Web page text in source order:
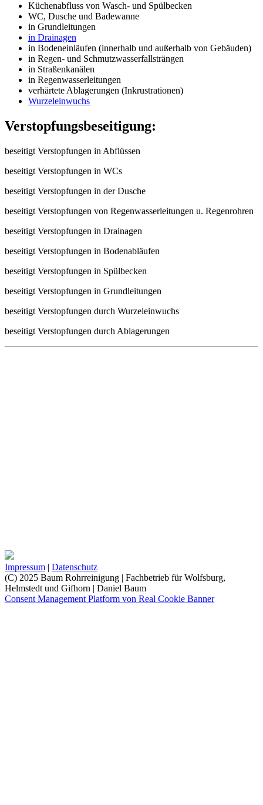
Küchenabfluss von Wasch- und Spülbecken
WC, Dusche und Badewanne
in Grundleitungen
in Drainagen
in Bodeneinläufen (innerhalb und außerhalb von Gebäuden)
in Regen- und Schmutzwasserfallsträngen
in Straßenkanälen
in Regenwasserleitungen
verhärtete Ablagerungen (Inkrustrationen)
Wurzeleinwuchs
Verstopfungsbeseitigung:
beseitigt Verstopfungen in Abflüssen
beseitigt Verstopfungen in WCs
beseitigt Verstopfungen in der Dusche
beseitigt Verstopfungen von Regenwasserleitungen u. Regenrohren
beseitigt Verstopfungen in Drainagen
beseitigt Verstopfungen in Bodenabläufen
beseitigt Verstopfungen in Spülbecken
beseitigt Verstopfungen in Grundleitungen
beseitigt Verstopfungen durch Wurzeleinwuchs
beseitigt Verstopfungen durch Ablagerungen
Impressum | Datenschutz
(C) 2025 Baum Rohrreinigung | Fachbetrieb für Wolfsburg,
Helmstedt und Gifhorn | Daniel Baum
Consent Management Platform von Real Cookie Banner